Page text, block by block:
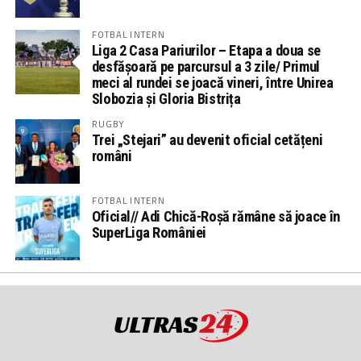
FOTBAL INTERN
Liga 2 Casa Pariurilor – Etapa a doua se
desfășoară pe parcursul a 3 zile/ Primul
meci al rundei se joacă vineri, între Unirea
Slobozia și Gloria Bistrița
RUGBY
Trei „Stejari” au devenit oficial cetățeni
români
FOTBAL INTERN
Oficial// Adi Chică-Roșă rămâne să joace în
SuperLiga României